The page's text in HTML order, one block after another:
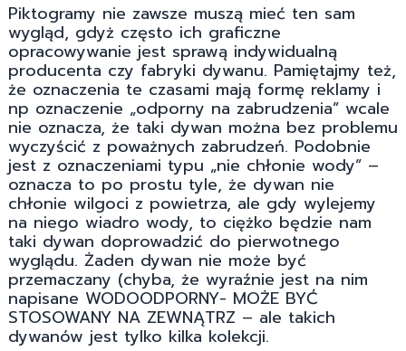
Piktogramy nie zawsze muszą mieć ten sam
wygląd, gdyż często ich graficzne
opracowywanie jest sprawą indywidualną
producenta czy fabryki dywanu. Pamiętajmy też,
że oznaczenia te czasami mają formę reklamy i
np oznaczenie „odporny na zabrudzenia” wcale
nie oznacza, że taki dywan można bez problemu
wyczyścić z poważnych zabrudzeń. Podobnie
jest z oznaczeniami typu „nie chłonie wody” –
oznacza to po prostu tyle, że dywan nie
chłonie wilgoci z powietrza, ale gdy wylejemy
na niego wiadro wody, to ciężko będzie nam
taki dywan doprowadzić do pierwotnego
wyglądu. Żaden dywan nie może być
przemaczany (chyba, że wyraźnie jest na nim
napisane WODOODPORNY- MOŻE BYĆ
STOSOWANY NA ZEWNĄTRZ – ale takich
dywanów jest tylko kilka kolekcji.